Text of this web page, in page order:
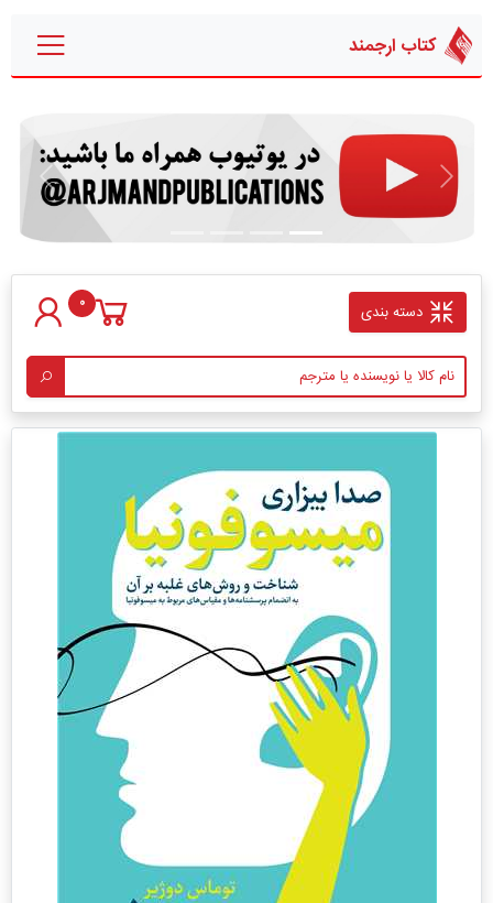
کتاب ارجمند
قبلی بعدی
دسته بندی 0